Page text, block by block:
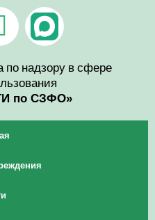
надзору в сфере
по СЗФО»